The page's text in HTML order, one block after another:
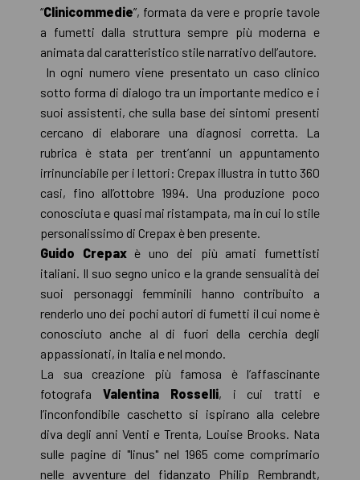
“Clinicommedie”, formata da vere e proprie tavole
a fumetti dalla struttura sempre più moderna e
animata dal caratteristico stile narrativo dell’autore.
In ogni numero viene presentato un caso clinico
sotto forma di dialogo tra un importante medico e i
suoi assistenti, che sulla base dei sintomi presenti
cercano di elaborare una diagnosi corretta. La
rubrica è stata per trent’anni un appuntamento
irrinunciabile per i lettori: Crepax illustra in tutto 360
casi, fino all’ottobre 1994. Una produzione poco
conosciuta e quasi mai ristampata, ma in cui lo stile
personalissimo di Crepax è ben presente.
Guido Crepaxè uno dei più amati fumettisti
italiani. Il suo segno unico e la grande sensualità dei
suoi personaggi femminili hanno contribuito a
renderlo uno dei pochi autori di fumetti il cui nome è
conosciuto anche al di fuori della cerchia degli
appassionati, in Italia e nel mondo.
La sua creazione più famosa è l’affascinante
fotografa Valentina Rosselli, i cui tratti e
l’inconfondibile caschetto si ispirano alla celebre
diva degli anni Venti e Trenta, Louise Brooks. Nata
sulle pagine di "linus" nel 1965 come comprimario
nelle avventure del fidanzato Philip Rembrandt,